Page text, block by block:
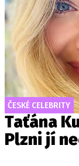
ČESKÉ CELEBRITY
Taťána
Plzni jí